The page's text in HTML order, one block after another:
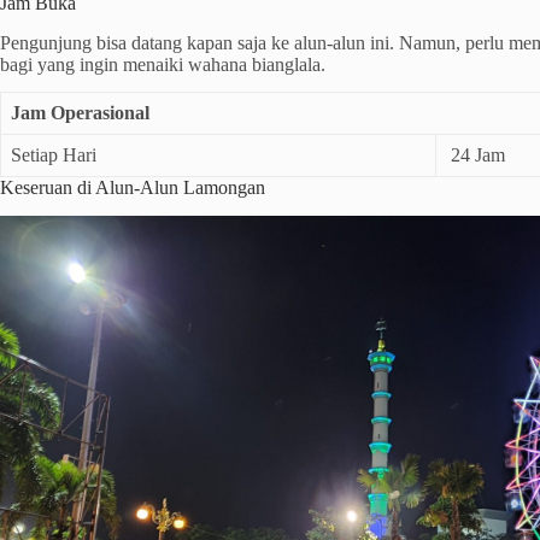
Pengunjung bisa datang kapan saja ke alun-alun ini. Namun, perlu
bagi yang ingin menaiki wahana bianglala.
Jam Operasional
Setiap Hari
24 Jam
Keseruan di Alun-Alun Lamongan